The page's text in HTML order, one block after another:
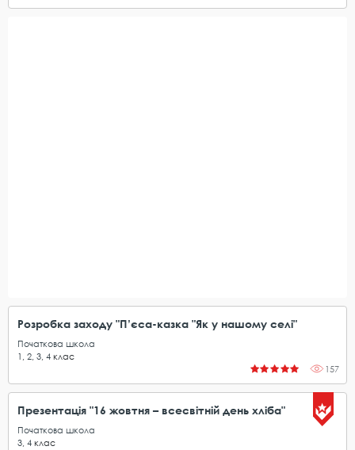
Розробка заходу "П’єса-казка "Як у нашому селі"
Початкова школа
1
2 3 4 клас
157
Презентація "16 жовтня – всесвітній день хліба"
Початкова школа
3 4 клас